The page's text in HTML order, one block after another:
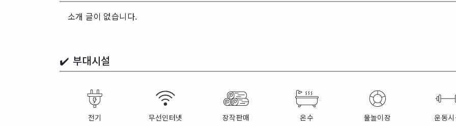
소개 글이 없습니다.
✔️ 부대시설
전기 무선인터넷 장작판매 온수 물놀이장 운동